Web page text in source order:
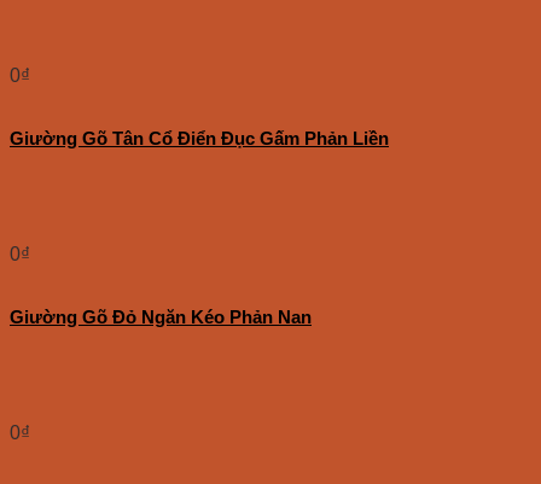
0₫
Giường Gõ Tân Cổ Điển Đục Gấm Phản Liền
0₫
Giường Gõ Đỏ Ngăn Kéo Phản Nan
0₫